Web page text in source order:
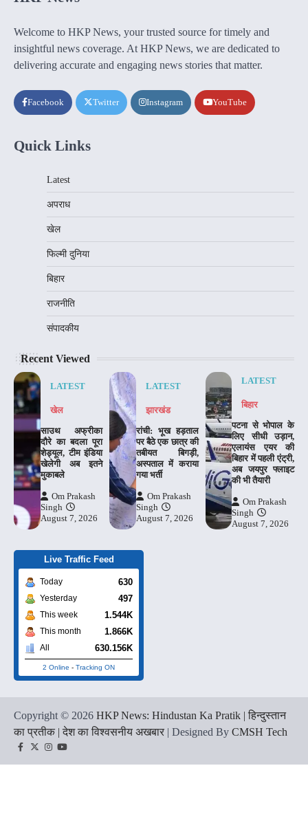
Welcome to HKP News, your trusted source for timely and
insightful news coverage. At HKP News, we are dedicated to
delivering accurate and engaging news stories that matter.
Facebook Twitter Instagram YouTube
Quick Links
Latest
अपराध
खेल
फिल्मी दुनिया
बिहार
राजनीति
संपादकीय
Recent Viewed
LATEST
खेल
साउथ अफ्रीका
दौरे का बदला पूरा
शेड्यूल, टीम इंडिया
खेलेगी अब इतने
मुकाबले
Om Prakash
Singh
August 7, 2026
LATEST
झारखंड
रांची: भूख हड़ताल
पर बैठे एक छात्र की
तबीयत बिगड़ी,
अस्पताल में कराया
गया भर्ती
Om Prakash
Singh
August 7, 2026
LATEST
बिहार
पटना से भोपाल के
लिए सीधी उड़ान,
एलायंस एयर की
बिहार में पहली एंट्री,
अब जयपुर फ्लाइट
की भी तैयारी
Om Prakash
Singh
August 7, 2026
Live Traffic Feed
Today 630
Yesterday 497
This week 1.544K
This month 1.866K
All 630.156K
2 Online - Tracking ON
Copyright © 2026 HKP News: Hindustan Ka Pratik | हिन्दुस्तान
का प्रतीक | देश का विश्वसनीय अखबार | Designed By CMSH Tech
Facebook
TwitterInstagram
YouTube